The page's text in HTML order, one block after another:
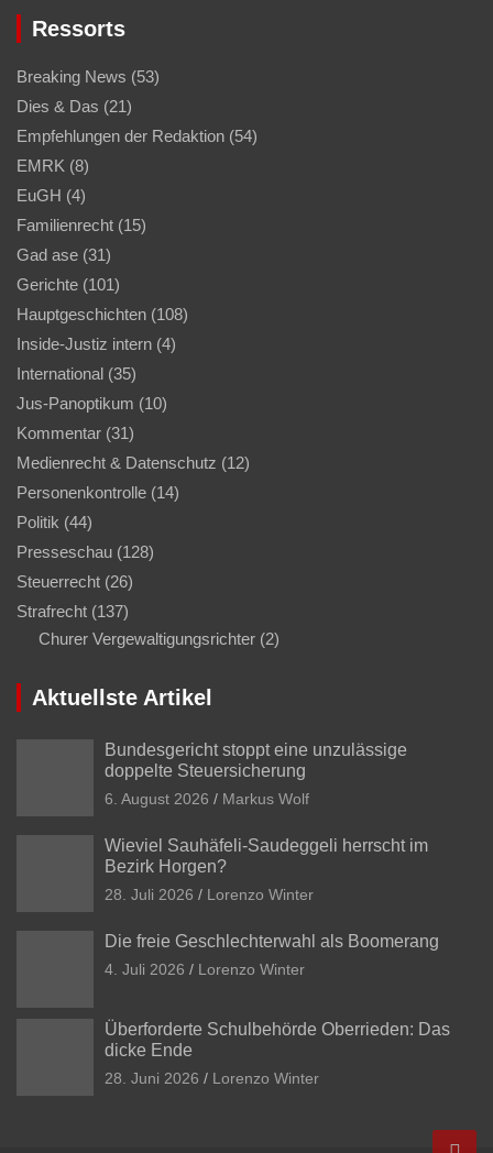
Ressorts
Breaking News (53)
Dies & Das (21)
Empfehlungen der Redaktion (54)
EMRK (8)
EuGH (4)
Familienrecht (15)
Gad ase (31)
Gerichte (101)
Hauptgeschichten (108)
Inside-Justiz intern (4)
International (35)
Jus-Panoptikum (10)
Kommentar (31)
Medienrecht & Datenschutz (12)
Personenkontrolle (14)
Politik (44)
Presseschau (128)
Steuerrecht (26)
Strafrecht (137)
Churer Vergewaltigungsrichter (2)
Aktuellste Artikel
Bundesgericht stoppt eine unzulässige
doppelte Steuersicherung
6. August 2026 Markus Wolf
Wieviel Sauhäfeli-Saudeggeli herrscht im
Bezirk Horgen?
28. Juli 2026 Lorenzo Winter
Die freie Geschlechterwahl als Boomerang
4. Juli 2026 Lorenzo Winter
Überforderte Schulbehörde Oberrieden: Das
dicke Ende
28. Juni 2026 Lorenzo Winter